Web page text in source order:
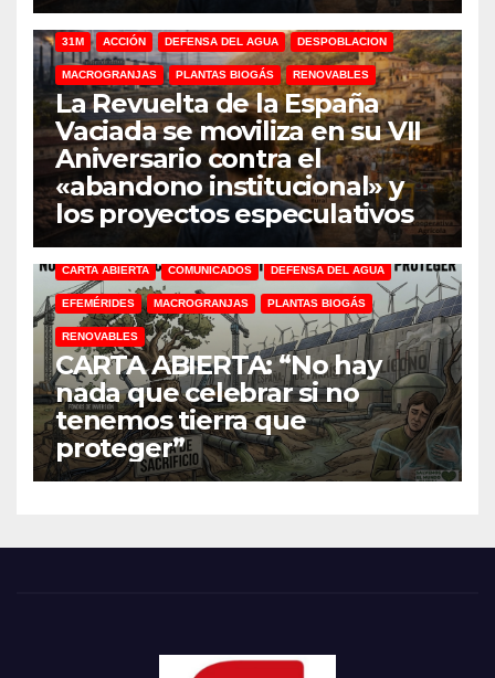
31M ACCIÓN DEFENSA DEL AGUA DESPOBLACION
MACROGRANJAS PLANTAS BIOGÁS RENOVABLES
La Revuelta de la España
Vaciada se moviliza en su VII
Aniversario contra el
«abandono institucional» y
los proyectos especulativos
CARTA ABIERTA COMUNICADOS DEFENSA DEL AGUA
EFEMÉRIDES MACROGRANJAS PLANTAS BIOGÁS
RENOVABLES
CARTA ABIERTA: “No hay
nada que celebrar si no
tenemos tierra que
proteger”